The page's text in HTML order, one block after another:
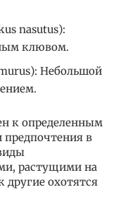
nasutus):
клювом.
Небольшой
к определенным
предпочтения в
растущими на
другие охотятся